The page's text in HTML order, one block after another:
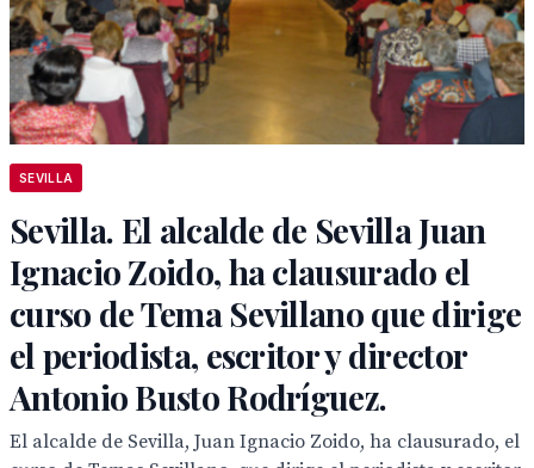
SEVILLA
Sevilla. El alcalde de Sevilla Juan
Ignacio Zoido, ha clausurado el
curso de Tema Sevillano que dirige
el periodista, escritor y director
Antonio Busto Rodríguez.
El alcalde de Sevilla, Juan Ignacio Zoido, ha clausurado, el